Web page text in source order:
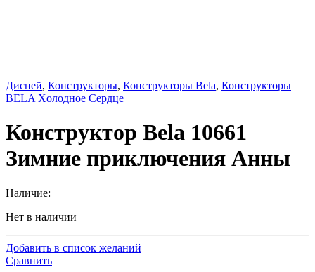
Дисней, Конструкторы, Конструкторы Bela, Конструкторы
BELA Xолодное Cердце
Конструктор Bela 10661
Зимние приключения Анны
Наличие:
Нет в наличии
Добавить в список желаний
Сравнить